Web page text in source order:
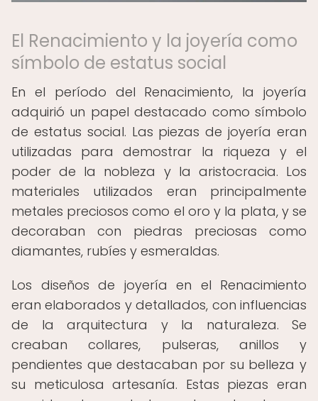
El Renacimiento y la joyería como
símbolo de estatus social
En el período del Renacimiento, la joyería
adquirió un papel destacado como símbolo
de estatus social. Las piezas de joyería eran
utilizadas para demostrar la riqueza y el
poder de la nobleza y la aristocracia. Los
materiales utilizados eran principalmente
metales preciosos como el oro y la plata, y se
decoraban con piedras preciosas como
diamantes, rubíes y esmeraldas.
Los diseños de joyería en el Renacimiento
eran elaborados y detallados, con influencias
de la arquitectura y la naturaleza. Se
creaban collares, pulseras, anillos y
pendientes que destacaban por su belleza y
su meticulosa artesanía. Estas piezas eran